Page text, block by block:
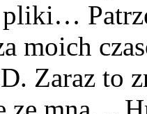
pliki…
moich
Zaraz to